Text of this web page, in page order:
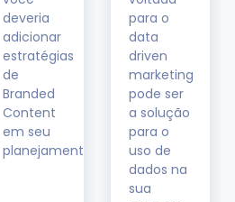
deveria
adicionar
estratégias
de
Branded
Content
em seu
planejamento.
para o
data
driven
marketing
pode ser
a solução
para o
uso de
dados na
sua